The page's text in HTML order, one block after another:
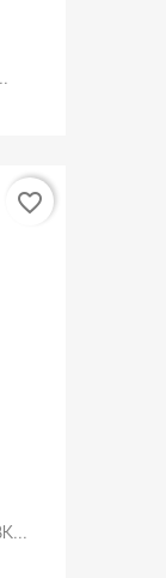
favorite_border